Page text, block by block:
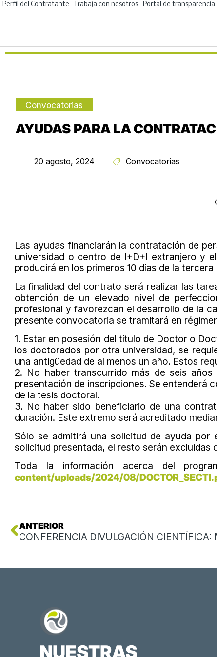
IrPerfil del Contratante Trabaja con nosotros Portal de transparencia
Convocatorias
AYUDAS PARA LA
20 agosto, 2024 Convocatorias
Las ayudas financiarán la contratación de
universidad o centro de I+D+I extranjero y
producirá en los primeros 10 días de la tercera
La finalidad del contrato será realizar las
obtención de un elevado nivel de
profesional y favorezcan el desarrollo de la
presente convocatoria se tramitará en
1. Estar en posesión del título de Doctor o
los doctorados por otra universidad, se
una antigüedad de al menos un año. Estos
2. No haber transcurrido más de seis
presentación de inscripciones. Se entenderá
de la tesis doctoral.
3. No haber sido beneficiario de una
duración. Este extremo será acreditado
Sólo se admitirá una solicitud de ayuda por
solicitud presentada, el resto serán excluidas
Toda la información acerca del
content/uploads/2024/08/
ANTERIOR
NUESTRAS